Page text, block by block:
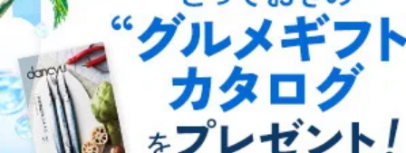
プレスリリース お問い合わせ
利用規約 プライバシーポリシー 特定商取引法に基づく表示 会社案内
出版社の皆様へ
投資家の皆様へサイトマップ